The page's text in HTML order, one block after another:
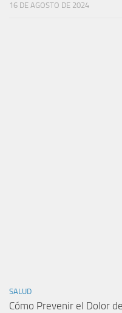
16 DE AGOSTO DE 2024
SALUD
Cómo Prevenir el Dolor